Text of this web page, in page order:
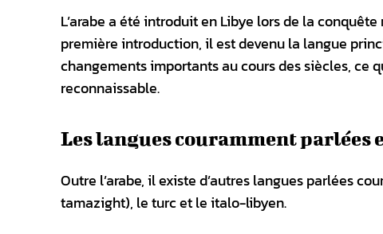
L’arabe a été introduit en Libye lors de la
première introduction, il est devenu la langue
changements importants au cours des siècles, ce
reconnaissable.
Les langues couramment parlées
Outre l’arabe, il existe d’autres langues parlées
tamazight), le turc et le italo-libyen.